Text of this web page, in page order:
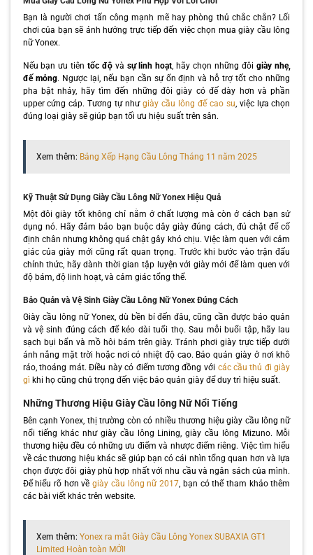
Bạn là người chơi tấn công mạnh mẽ hay phòng thủ chắc chắn? Lối
chơi của bạn sẽ ảnh hưởng trực tiếp đến việc chọn mua giày cầu lông
nữ Yonex.
Nếu bạn ưu tiên tốc độvà sự linh hoạt , hãy chọn những đôi giày nhẹ,
đế mỏng. Ngược lại, nếu bạn cần sự ổn định và hỗ trợ tốt cho những
pha bật nhảy, hãy tìm đến những đôi giày có đế dày hơn và phần
upper cứng cáp. Tương tự nhưgiày cầu lông đế cao su , việc lựa chọn
đúng loại giày sẽ giúp bạn tối ưu hiệu suất trên sân.
Xem thêm: Bảng Xếp Hạng Cầu Lông Tháng 11 năm 2025
Kỹ Thuật Sử Dụng Giày Cầu Lông Nữ Yonex Hiệu Quả
Một đôi giày tốt không chỉ nằm ở chất lượng mà còn ở cách bạn sử
dụng nó. Hãy đảm bảo bạn buộc dây giày đúng cách, đủ chặt để cố
định chân nhưng không quá chật gây khó chịu. Việc làm quen với cảm
giác của giày mới cũng rất quan trọng. Trước khi bước vào trận đấu
chính thức, hãy dành thời gian tập luyện với giày mới để làm quen với
độ bám, độ linh hoạt, và cảm giác tổng thể.
Bảo Quản và Vệ Sinh Giày Cầu Lông Nữ Yonex Đúng Cách
Giày cầu lông nữ Yonex, dù bền bỉ đến đâu, cũng cần được bảo quản
và vệ sinh đúng cách để kéo dài tuổi thọ. Sau mỗi buổi tập, hãy lau
sạch bụi bẩn và mồ hôi bám trên giày. Tránh phơi giày trực tiếp dưới
ánh nắng mặt trời hoặc nơi có nhiệt độ cao. Bảo quản giày ở nơi khô
ráo, thoáng mát. Điều này có điểm tương đồng với các cầu thủ đi giày
gì khi họ cũng chú trọng đến việc bảo quản giày để duy trì hiệu suất.
Những Thương Hiệu Giày Cầu lông Nữ Nổi Tiếng
Bên cạnh Yonex, thị trường còn có nhiều thương hiệu giày cầu lông nữ
nổi tiếng khác như giày cầu lông Lining, giày cầu lông Mizuno. Mỗi
thương hiệu đều có những ưu điểm và nhược điểm riêng. Việc tìm hiểu
về các thương hiệu khác sẽ giúp bạn có cái nhìn tổng quan hơn và lựa
chọn được đôi giày phù hợp nhất với nhu cầu và ngân sách của mình.
Để hiểu rõ hơn vềgiày cầu lông nữ 2017 , bạn có thể tham khảo thêm
các bài viết khác trên website.
Xem thêm: Yonex ra mắt Giày Cầu Lông Yonex SUBAXIA GT1
Limited Hoàn toàn MỚI!